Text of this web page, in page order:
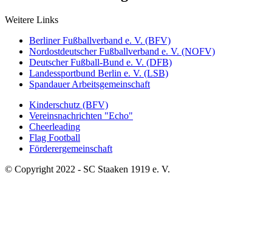
Weitere Links
Berliner Fußballverband e. V. (BFV)
Nordostdeutscher Fußballverband e. V. (NOFV)
Deutscher Fußball-Bund e. V. (DFB)
Landessportbund Berlin e. V. (LSB)
Spandauer Arbeitsgemeinschaft
Kinderschutz (BFV)
Vereinsnachrichten "Echo"
Cheerleading
Flag Football
Förderergemeinschaft
© Copyright 2022 - SC Staaken 1919 e. V.